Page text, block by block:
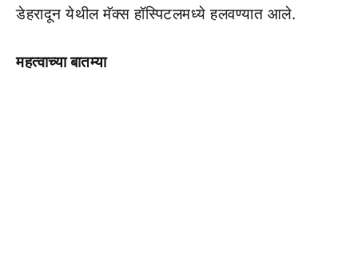
डेहरादून येथील मॅक्स हॉस्पिटलमध्ये हलवण्यात आले.
महत्वाच्या बातम्या